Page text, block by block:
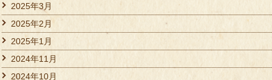
2025年3月
2025年2月
2025年1月
2024年11月
2024年10月